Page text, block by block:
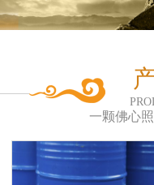
一颗佛心